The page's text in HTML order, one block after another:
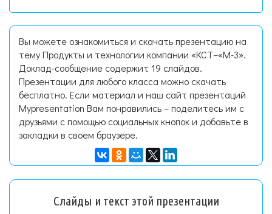
Вы можете ознакомиться и скачать презентацию на
тему Продукты и технологии компании «КСТ–«М-3».
Доклад-сообщение содержит 19 слайдов.
Презентации для любого класса можно скачать
бесплатно. Если материал и наш сайт презентаций
Mypresentation Вам понравились – поделитесь им с
друзьями с помощью социальных кнопок и добавьте в
закладки в своем браузере.
Слайды и текст этой презентации